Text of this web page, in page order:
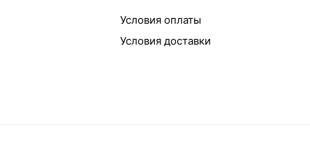
Условия оплаты
Условия доставки